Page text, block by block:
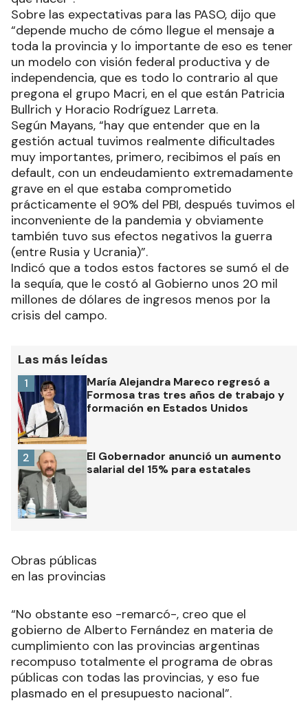
Sobre las expectativas para las PASO, dijo que
“depende mucho de cómo llegue el mensaje a
toda la provincia y lo importante de eso es tener
un modelo con visión federal productiva y de
independencia, que es todo lo contrario al que
pregona el grupo Macri, en el que están Patricia
Bullrich y Horacio Rodríguez Larreta.
Según Mayans, “hay que entender que en la
gestión actual tuvimos realmente dificultades
muy importantes, primero, recibimos el país en
default, con un endeudamiento extremadamente
grave en el que estaba comprometido
prácticamente el 90% del PBI, después tuvimos el
inconveniente de la pandemia y obviamente
también tuvo sus efectos negativos la guerra
(entre Rusia y Ucrania)”.
Indicó que a todos estos factores se sumó el de
la sequía, que le costó al Gobierno unos 20 mil
millones de dólares de ingresos menos por la
crisis del campo.
Las más leídas
María Alejandra Mareco regresó a
Formosa tras tres años de trabajo y
formación en Estados Unidos
1
El Gobernador anunció un aumento
salarial del 15% para estatales
2
Obras públicas
en las provincias
“No obstante eso -remarcó-, creo que el
gobierno de Alberto Fernández en materia de
cumplimiento con las provincias argentinas
recompuso totalmente el programa de obras
públicas con todas las provincias, y eso fue
plasmado en el presupuesto nacional”.